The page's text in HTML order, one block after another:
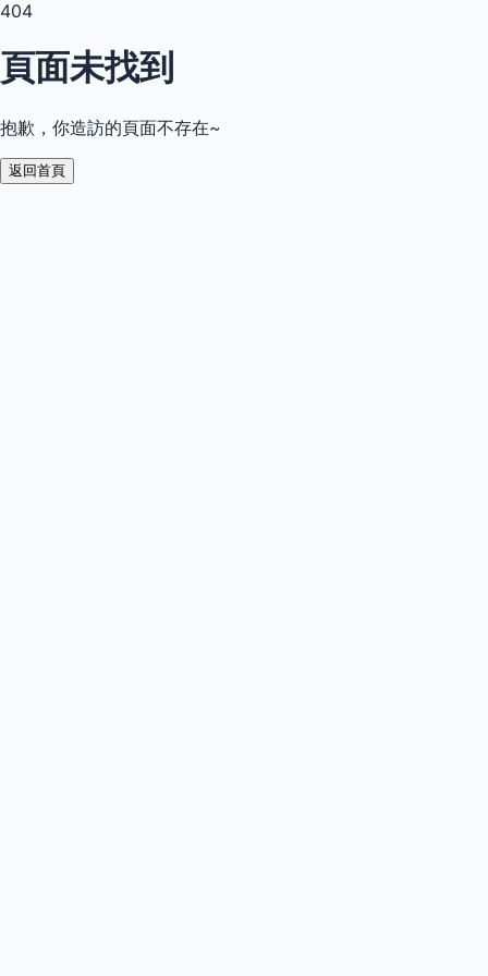
404
頁面未找到
抱歉，你造訪的頁面不存在~
返回首頁